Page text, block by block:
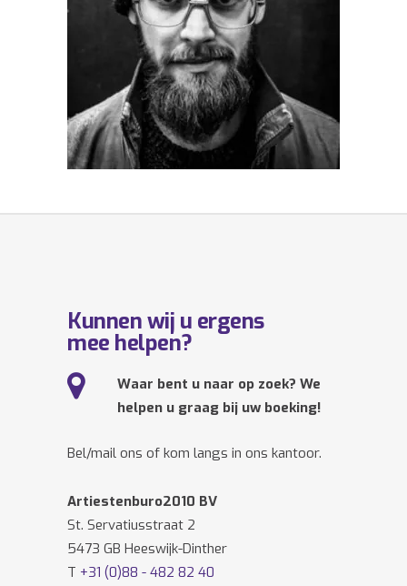
Kunnen wij u ergens
mee helpen?
Waar bent u naar op zoek? We
helpen u graag bij uw boeking!
Bel/mail ons of kom langs in ons kantoor.
Artiestenburo2010 BV
St. Servatiusstraat 2
5473 GB Heeswijk-Dinther
T +31 (0)88 - 482 82 40